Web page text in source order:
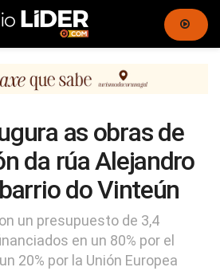
as obras de
da rúa Alejandro
do Vinteún
un presupuesto de 3,4
en un 80% por el
20% por la Unión Europea